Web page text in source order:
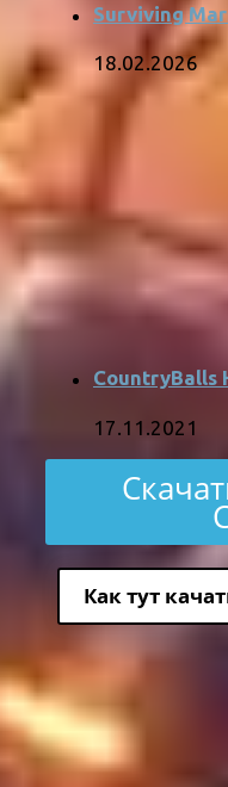
Surviving
18.02.2026
CountryBalls
17.11.2021
Как тут